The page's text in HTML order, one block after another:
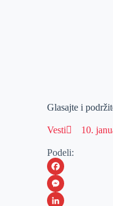
Glasajte i
Vesti 10.
Podeli:
F
aM